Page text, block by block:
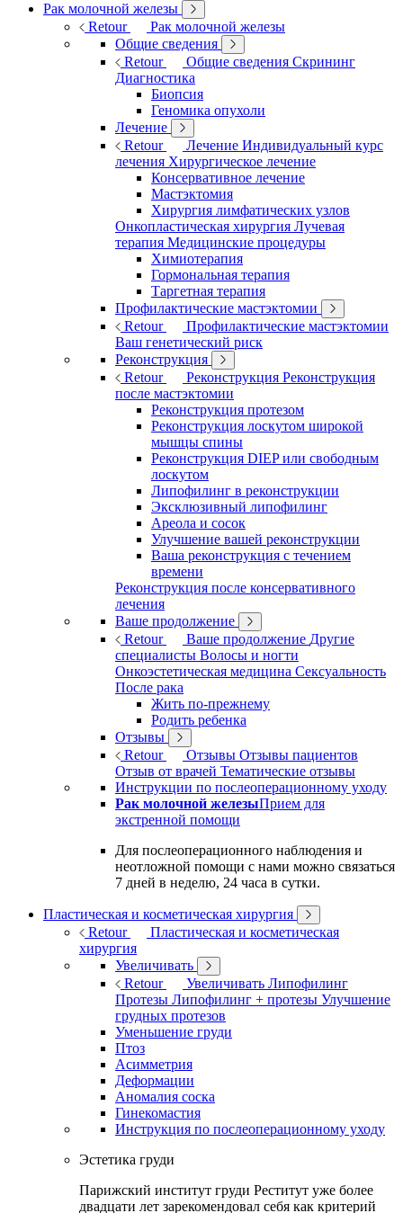
Рак молочной железы
Retour
Рак молочной железы
Общие сведения
Retour
Общие сведения Скрининг
Диагностика
Биопсия
Геномика опухоли
Лечение
Retour
Лечение Индивидуальный курс
лечения Хирургическое лечение
Консервативное лечение
Мастэктомия
Хирургия лимфатических узлов
Онкопластическая хирургия Лучевая
терапия Медицинские процедуры
Химиотерапия
Гормональная терапия
Таргетная терапия
Профилактические мастэктомии
Retour
Профилактические мастэктомии
Ваш генетический риск
Реконструкция
Retour
Реконструкция Реконструкция
после мастэктомии
Реконструкция протезом
Реконструкция лоскутом широкой
мышцы спины
Реконструкция DIEP или свободным
лоскутом
Липофилинг в реконструкции
Эксклюзивный липофилинг
Ареола и сосок
Улучшение вашей реконструкции
Ваша реконструкция с течением
времени
Реконструкция после консервативного
лечения
Ваше продолжение
Retour
Ваше продолжение Другие
специалисты Волосы и ногти
Онкоэстетическая медицина Сексуальность
После рака
Жить по-прежнему
Родить ребенка
Отзывы
Retour
Отзывы Отзывы пациентов
Отзыв от врачей Тематические отзывы
Инструкции по послеоперационному уходу
Рак молочной железыПрием для
экстренной помощи
Для послеоперационного наблюдения и
неотложной помощи с нами можно связаться
7 дней в неделю, 24 часа в сутки.
Пластическая и косметическая хирургия
Retour
Пластическая и косметическая
хирургия
Увеличивать
Retour
Увеличивать Липофилинг
Протезы Липофилинг + протезы Улучшение
грудных протезов
Уменьшение груди
Птоз
Асимметрия
Деформации
Аномалия соска
Гинекомастия
Инструкция по послеоперационному уходу
Эстетика груди
Парижский институт груди Реститут уже более
двадцати лет зарекомендовал себя как критерий